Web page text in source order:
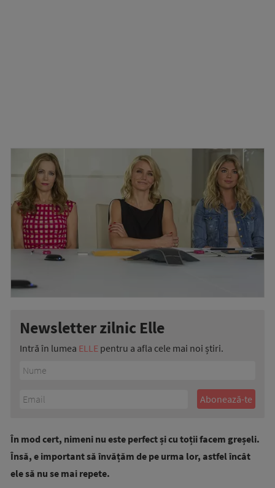
Newsletter zilnic Elle
Intră în lumea ELLE pentru a afla cele mai noi știri.
În mod cert, nimeni nu este perfect și cu toții facem greșeli.
Însă, e important să învățăm de pe urma lor, astfel încât
ele să nu se mai repete.